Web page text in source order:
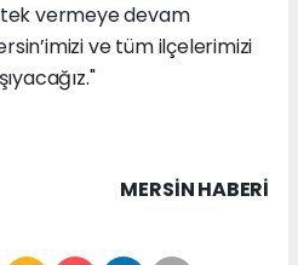
vermeye devam
ve tüm ilçelerimizi
MERSIN HABERİ